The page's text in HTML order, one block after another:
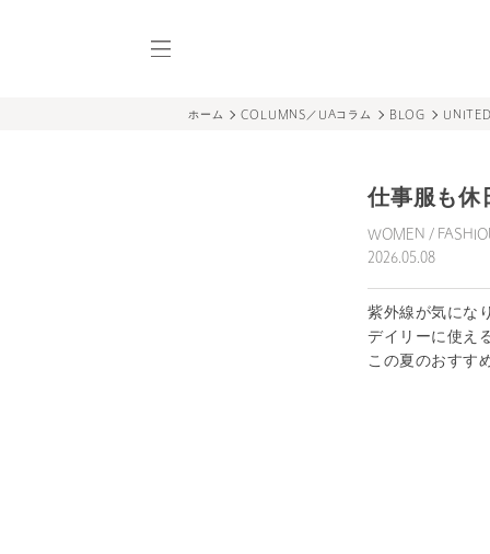
ホーム COLUMNS／UAコラム UAコラム／UA
BLOG UAコラム
仕事服も休
WOMEN /
2026.05.08
紫外線が気にな
デイリーに使え
この夏のおすす